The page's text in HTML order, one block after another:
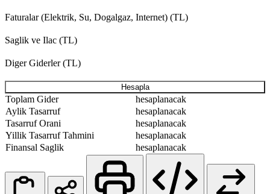
Faturalar (Elektrik, Su, Dogalgaz, Internet) (TL)
Saglik ve Ilac (TL)
Diger Giderler (TL)
Hesapla
Toplam Gider
hesaplanacak
Aylik Tasarruf
hesaplanacak
Tasarruf Orani
hesaplanacak
Yillik Tasarruf Tahmini
hesaplanacak
Finansal Saglik
hesaplanacak